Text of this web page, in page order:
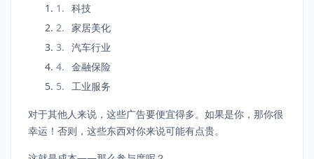
科技
家居美化
汽车行业
金融保险
工业服务
对于其他人来说，这些广告要便宜得多。如果是你，那你很
幸运！否则，这些东西对你来说可能有点贵。